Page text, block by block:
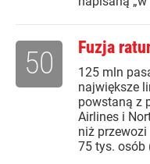
Fuzja
125 mln
największe
powstaną z
Airlines i
niż
75 tys. osób
50